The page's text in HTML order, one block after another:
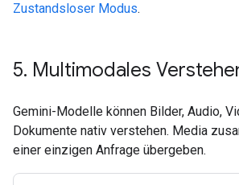
Zustandsloser Modus.
5. Multimodales
Gemini-Modelle können Bilder, Audio,
Dokumente nativ verstehen. Media
einer einzigen Anfrage übergeben.